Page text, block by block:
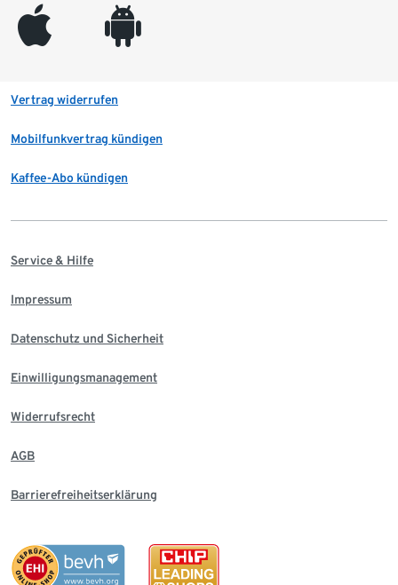
appleinc android
Vertrag widerrufen
Mobilfunkvertrag kündigen
Kaffee-Abo kündigen
Service & Hilfe
Impressum
Datenschutz und Sicherheit
Einwilligungsmanagement
Widerrufsrecht
AGB
Barrierefreiheitserklärung